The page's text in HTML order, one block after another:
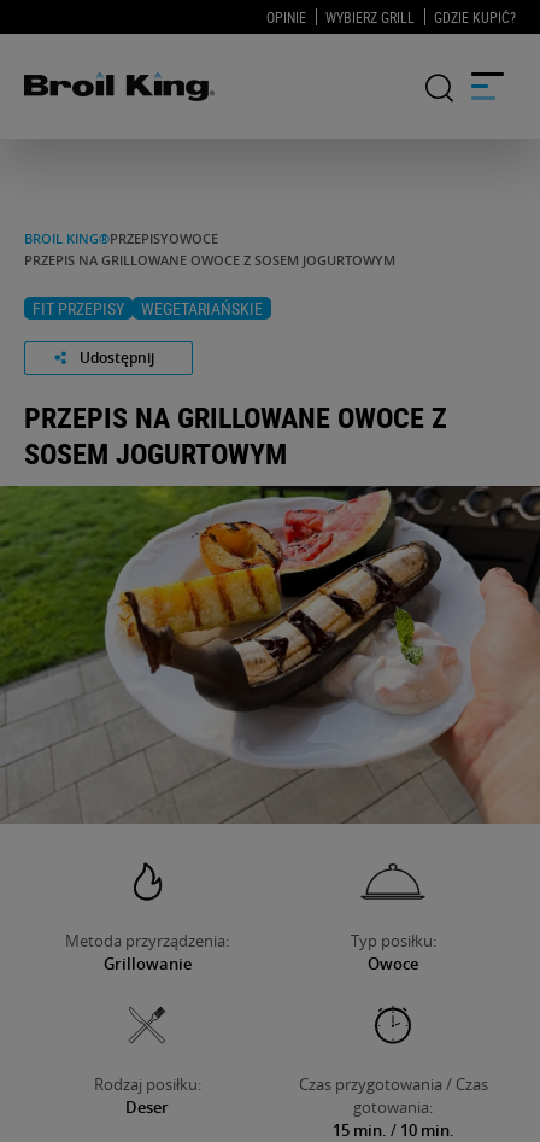
OPINIE WYBIERZ GRILL GDZIE KUPIĆ?
KUCHNIE OGRODOWE
PRZEPISY
WSPARCIE
O NAS
BROIL KING®PRZEPISYOWOCE
PRZEPIS NA GRILLOWANE OWOCE Z SOSEM JOGURTOWYM
FIT PRZEPISY WEGETARIAŃSKIE
Udostępnij
PRZEPIS NA GRILLOWANE OWOCE Z
SOSEM JOGURTOWYM
Metoda przyrządzenia:
Grillowanie
Typ posiłku:
Owoce
Rodzaj posiłku:
Deser
Czas przygotowania / Czas
gotowania:
15 min. / 10 min.